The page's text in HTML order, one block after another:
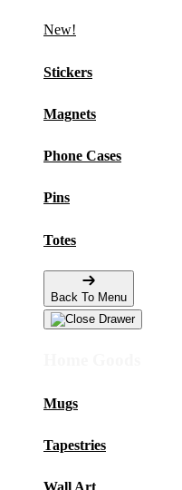
New!
Stickers
Magnets
Phone Cases
Pins
Totes
Back To Menu
Mugs
Tapestries